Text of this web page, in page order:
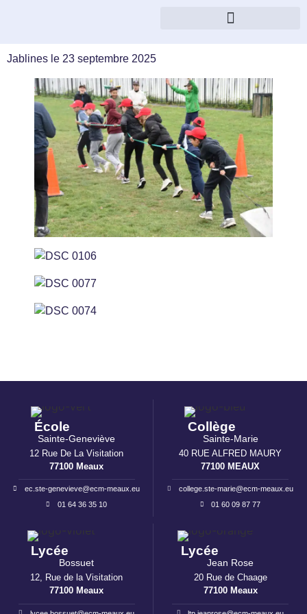
Jablines le 23 septembre 2025
École
Sainte-Geneviève
12 Rue De La Visitation
77100 Meaux
ec.ste-genevieve@ecm-meaux.eu
01 64 36 35 10
Collège
Sainte-Marie
40 RUE ALFRED MAURY
77100 MEAUX
college.ste-marie@ecm-meaux.eu
01 60 09 87 77
Lycée
Bossuet
12, Rue de la Visitation
77100 Meaux
Lycée
Jean Rose
20 Rue de Chaage
77100 Meaux